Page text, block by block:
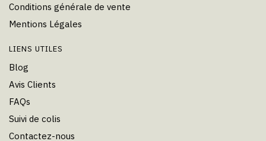
Conditions générale de vente
Mentions Légales
LIENS UTILES
Blog
Avis Clients
FAQs
Suivi de colis
Contactez-nous